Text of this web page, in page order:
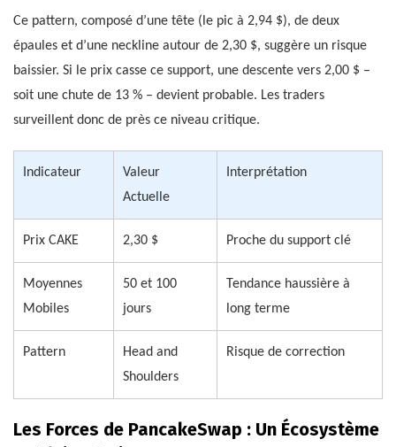
Ce pattern, composé d’une tête (le pic à 2,94 $), de deux
épaules et d’une neckline autour de 2,30 $, suggère un risque
baissier. Si le prix casse ce support, une descente vers 2,00 $ –
soit une chute de 13 % – devient probable. Les traders
surveillent donc de près ce niveau critique.
Indicateur
Valeur
Actuelle
Interprétation
Prix CAKE 2,30 $ Proche du support clé
Moyennes
Mobiles
50 et 100
jours
Tendance haussière à
long terme
Pattern
Head and
Shoulders
Risque de correction
Les Forces de PancakeSwap : Un Écosystème